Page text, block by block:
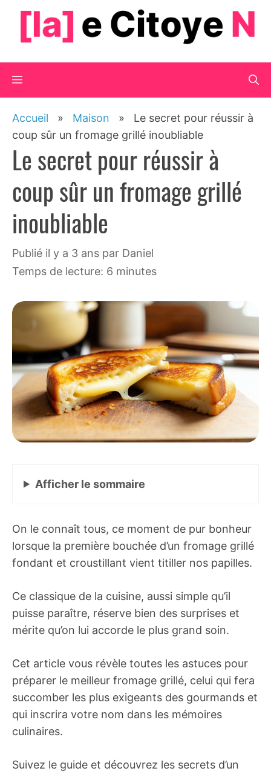
contenu
Menu
Accueil » Maison » Le secret pour réussir à
coup sûr un fromage grillé inoubliable
Le secret pour réussir à
coup sûr un fromage grillé
inoubliable
publié il y a 3 ans par Daniel
Temps de lecture: 6 minutes
Afficher le sommaire
On le connaît tous, ce moment de pur bonheur
lorsque la première bouchée d’un fromage grillé
fondant et croustillant vient titiller nos papilles.
Ce classique de la cuisine, aussi simple qu’il
puisse paraître, réserve bien des surprises et
mérite qu’on lui accorde le plus grand soin.
Cet article vous révèle toutes les astuces pour
préparer le meilleur fromage grillé, celui qui fera
succomber les plus exigeants des gourmands et
qui inscrira votre nom dans les mémoires
culinaires.
Suivez le guide et découvrez les secrets d’un